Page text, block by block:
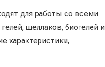
для работы со всеми
шеллаков, биогелей и
характеристики,